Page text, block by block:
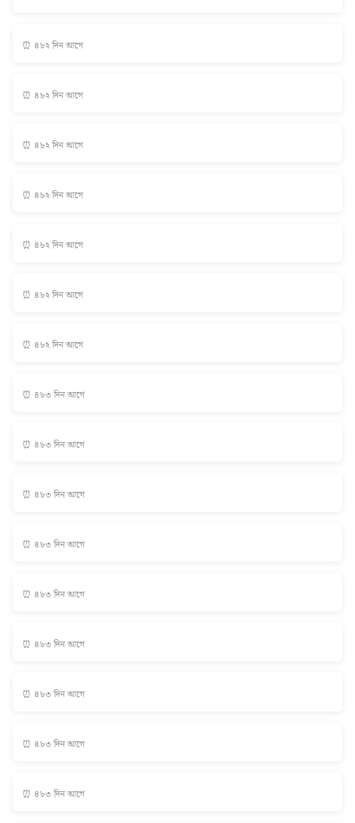
⏰ ৪৮২ দিন আগে
⏰ ৪৮২ দিন আগে
⏰ ৪৮২ দিন আগে
⏰ ৪৮২ দিন আগে
⏰ ৪৮২ দিন আগে
⏰ ৪৮২ দিন আগে
⏰ ৪৮২ দিন আগে
⏰ ৪৮৩ দিন আগে
⏰ ৪৮৩ দিন আগে
⏰ ৪৮৩ দিন আগে
⏰ ৪৮৩ দিন আগে
⏰ ৪৮৩ দিন আগে
⏰ ৪৮৩ দিন আগে
⏰ ৪৮৩ দিন আগে
⏰ ৪৮৩ দিন আগে
⏰ ৪৮৩ দিন আগে